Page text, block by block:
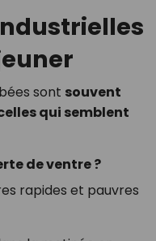
sont souvent
qui semblent
de ventre ?
rapides et pauvres